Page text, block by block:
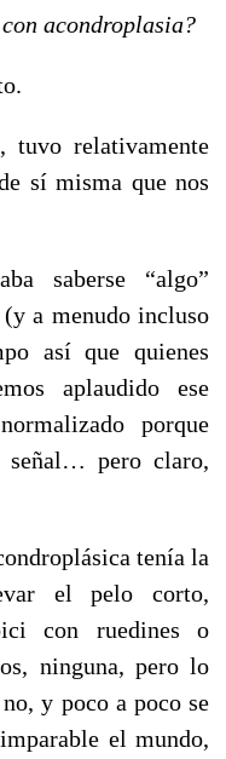
acondroplasia?
, tuvo relativamente
sí misma que nos
saberse “algo”
a menudo incluso
así que quienes
aplaudido ese
porque
señal… pero claro,
tenía la
el pelo corto,
con ruedines o
ninguna, pero lo
y poco a poco se
el mundo,